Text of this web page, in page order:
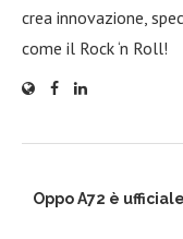
crea innovazione,
come il Rock ‘n Roll!
Oppo A72 è